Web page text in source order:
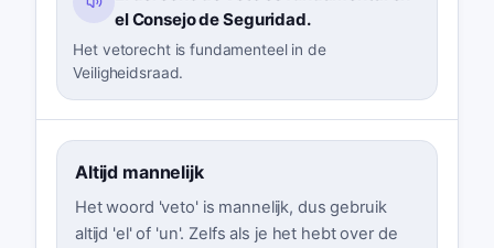
el Consejo de Seguridad.
Het vetorecht is fundamenteel in de
Veiligheidsraad.
Altijd mannelijk
Het woord 'veto' is mannelijk, dus gebruik
altijd 'el' of 'un'. Zelfs als je het hebt over de